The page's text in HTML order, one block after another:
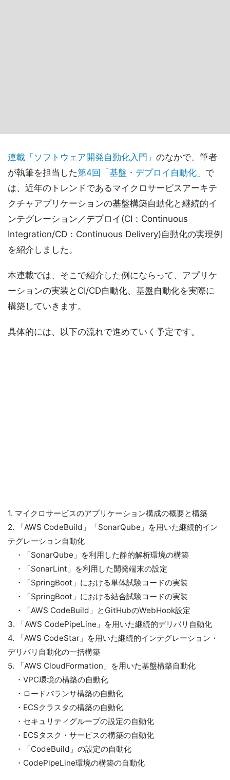
連載「ソフトウェア開発自動化入門」 のなかで、筆者
が執筆を担当した第4回「基盤・デプロイ自動化」 で
は、近年のトレンドであるマイクロサービスアーキテ
クチャアプリケーションの基盤構築自動化と継続的イ
ンテグレーション／デプロイ(CI：Continuous
Integration/CD：Continuous Delivery)自動化の実現例
を紹介しました。
本連載では、そこで紹介した例にならって、アプリケ
ーションの実装とCI/CD自動化、基盤自動化を実際に
構築していきます。
具体的には、以下の流れで進めていく予定です。
1. マイクロサービスのアプリケーション構成の概要と構築
2. 「AWS CodeBuild」「SonarQube」を用いた継続的イン
テグレーション自動化
・「SonarQube」を利用した静的解析環境の構築
・「SonarLint」を利用した開発端末の設定
・「SpringBoot」における単体試験コードの実装
・「SpringBoot」における結合試験コードの実装
・「AWS CodeBuild」とGitHubのWebHook設定
3. 「AWS CodePipeLine」を用いた継続的デリバリ自動化
4. 「AWS CodeStar」を用いた継続的インテグレーション・
デリバリ自動化の一括構築
5. 「AWS CloudFormation」を用いた基盤構築自動化
・VPC環境の構築の自動化
・ロードバランサ構築の自動化
・ECSクラスタの構築の自動化
・セキュリティグループの設定の自動化
・ECSタスク・サービスの構築の自動化
・「CodeBuild」の設定の自動化
・CodePipeLine環境の構築の自動化